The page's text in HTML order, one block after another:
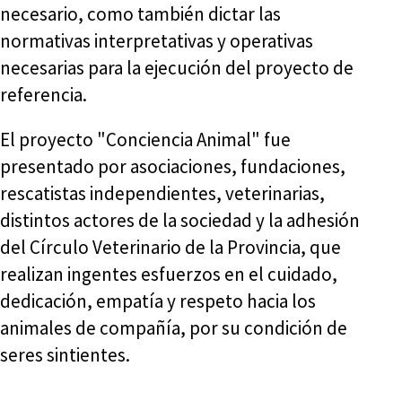
necesario, como también dictar las
normativas interpretativas y operativas
necesarias para la ejecución del proyecto de
referencia.
El proyecto "Conciencia Animal" fue
presentado por asociaciones, fundaciones,
rescatistas independientes, veterinarias,
distintos actores de la sociedad y la adhesión
del Círculo Veterinario de la Provincia, que
realizan ingentes esfuerzos en el cuidado,
dedicación, empatía y respeto hacia los
animales de compañía, por su condición de
seres sintientes.